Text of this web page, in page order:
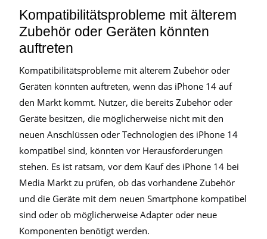
Kompatibilitätsprobleme mit älterem
Zubehör oder Geräten könnten
auftreten
Kompatibilitätsprobleme mit älterem Zubehör oder
Geräten könnten auftreten, wenn das iPhone 14 auf
den Markt kommt. Nutzer, die bereits Zubehör oder
Geräte besitzen, die möglicherweise nicht mit den
neuen Anschlüssen oder Technologien des iPhone 14
kompatibel sind, könnten vor Herausforderungen
stehen. Es ist ratsam, vor dem Kauf des iPhone 14 bei
Media Markt zu prüfen, ob das vorhandene Zubehör
und die Geräte mit dem neuen Smartphone kompatibel
sind oder ob möglicherweise Adapter oder neue
Komponenten benötigt werden.